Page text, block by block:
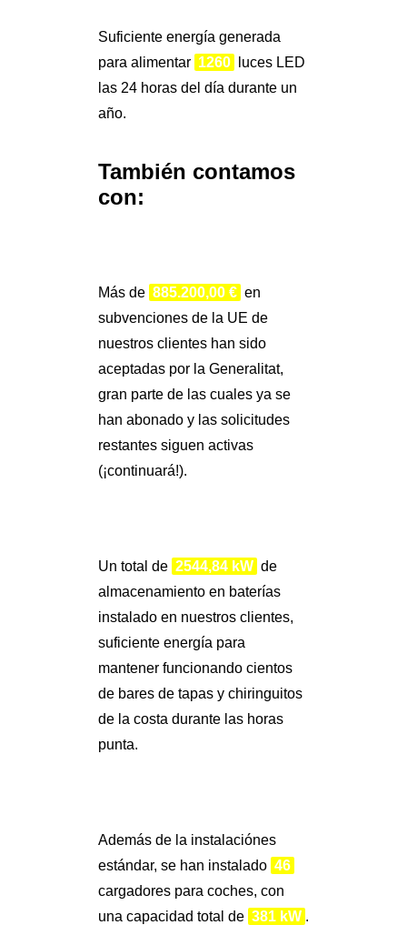
Suficiente energía generada
para alimentar 1260
luces LED
las 24 horas del día durante un
año.
También contamos
con:
Más de 885.200,00 € en
subvenciones de la UE de
nuestros clientes han sido
aceptadas por la Generalitat,
gran parte de las cuales ya se
han abonado y las solicitudes
restantes siguen activas
(¡continuará!).
Un total de 2544,84 kW de
almacenamiento en baterías
instalado en nuestros clientes,
suficiente energía para
mantener funcionando cientos
de bares de tapas y chiringuitos
de la costa durante las horas
punta.
Además de la instalaciónes
estándar, se han instalado 46
cargadores para coches, con
una capacidad total de 381 kW .